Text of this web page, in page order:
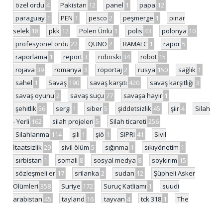
özel ordu 4 Pakistan 12 panel 1 papa 12
paraguay 1 PEN 1 pesco 2 peşmerge 1
pınar
selek 18 pkk 12 Polen Ünlü 1 polis 43 polonya 10
profesyonel ordu 22 QUNO 2 RAMALC 1 rapor 5
raporlama 1 report 3 roboski 34 robot 15
rojava 39 romanya 3 röportaj 2 rusya 150 sağlık 1
sahel 1 Savaş 190 savaş karşıtı 420 savaş karşıtlığı 3
savaş oyunu 2 savaş suçu 77 savaşa hayır 1
şehitlik 56 sergi 1 siber 5 şiddetsizlik 45 şiir 4
Silah
- Yerli 162 silah projeleri 5 Silah ticareti 256
Silahlanma 114 şili 1 şiö 1 SIPRI 41
Sivil
İtaatsizlik 29 sivil ölüm 5 sığınma 1 sıkıyönetim 1
sırbistan 1 somali 8 sosyal medya 8 soykırım 15
sözleşmeli er 17 srilanka 2 sudan 12
Şüpheli Asker
Ölümleri 358 Suriye 172 Suruç Katliamı 1
suudi
arabistan 45 tayland 16 tayvan 4 tck 318 1
The